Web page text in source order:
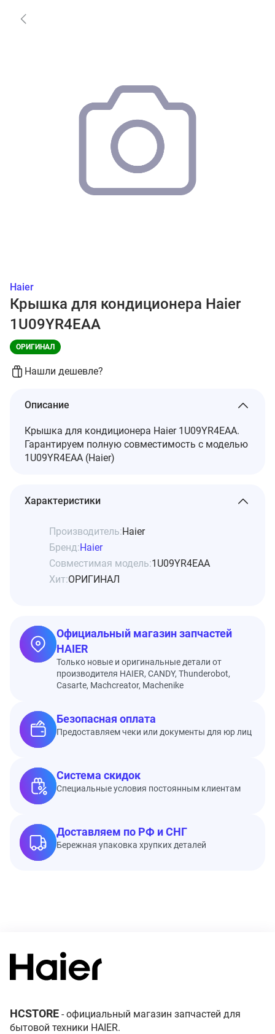
Haier
Крышка для кондиционера Haier
1U09YR4EAA
ОРИГИНАЛ
Нашли дешевле?
Описание
Крышка для кондиционера Haier 1U09YR4EAA.
Гарантируем полную совместимость с моделью
1U09YR4EAA (Haier)
Характеристики
Производитель:Haier
Бренд:Haier
Совместимая модель:1U09YR4EAA
Хит:ОРИГИНАЛ
Официальный магазин запчастей
HAIER
Только новые и оригинальные детали от
производителя HAIER, CANDY, Thunderobot,
Casarte, Machcreator, Machenike
Безопасная оплата
Предоставляем чеки или документы для юр лиц
Система скидок
Специальные условия постоянным клиентам
Доставляем по РФ и СНГ
Бережная упаковка хрупких деталей
HCSTORE - официальный магазин запчастей для
бытовой техники HAIER.